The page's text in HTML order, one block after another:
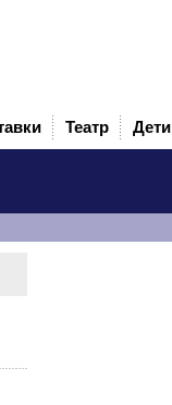
Театр Дети